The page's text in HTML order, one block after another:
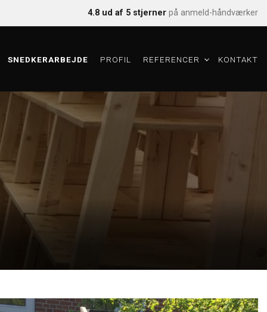
4.8 ud af 5 stjerner på anmeld-håndværker
SNEDKERARBEJDE PROFIL REFERENCER KONTAKT